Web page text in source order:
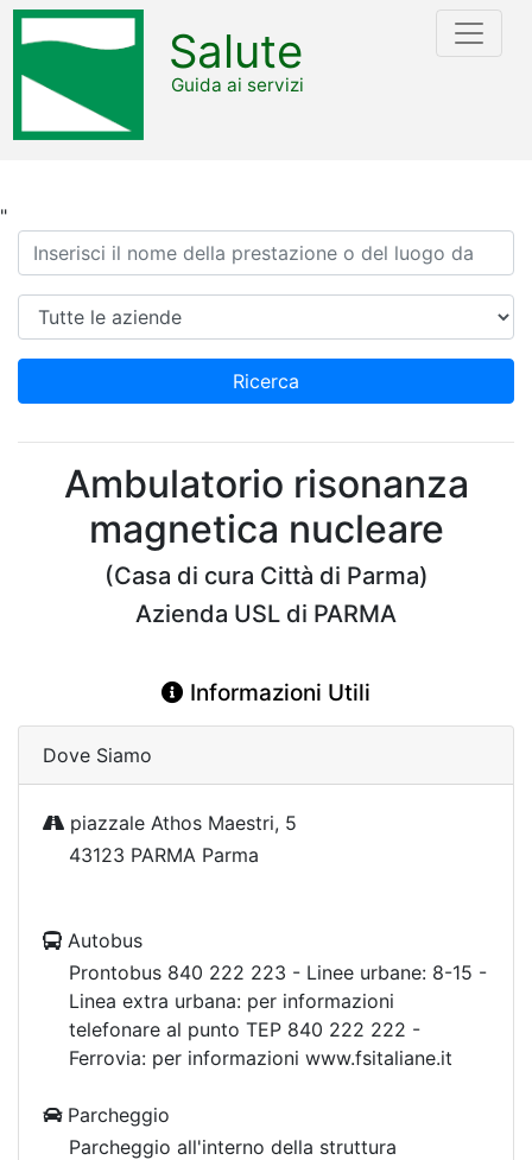
"
Salute
Guida ai servizi
Ricerca
Azienda
Ricerca
Ambulatorio risonanza
magnetica nucleare
(Casa di cura Città di Parma)
Azienda USL di PARMA
Informazioni Utili
Dove Siamo
piazzale Athos Maestri, 5
43123 PARMA Parma
Autobus
Prontobus 840 222 223 - Linee urbane: 8-15 -
Linea extra urbana: per informazioni
telefonare al punto TEP 840 222 222 -
Ferrovia: per informazioni www.fsitaliane.it
Parcheggio
Parcheggio all'interno della struttura